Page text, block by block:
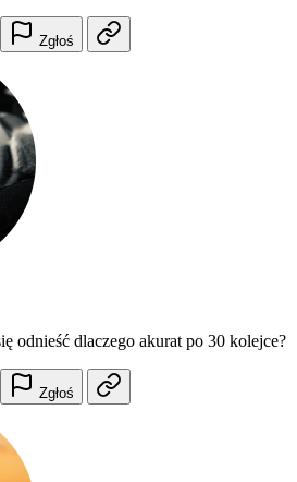
Zgłoś
odnieść dlaczego akurat po 30 kolejce?
Zgłoś